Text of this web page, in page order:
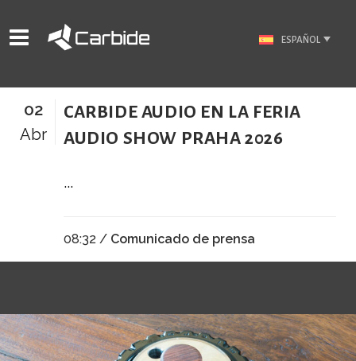
ESPAÑOL
02
Abr
CARBIDE AUDIO EN LA FERIA
AUDIO SHOW PRAHA 2026
...
08:32 / Comunicado de prensa